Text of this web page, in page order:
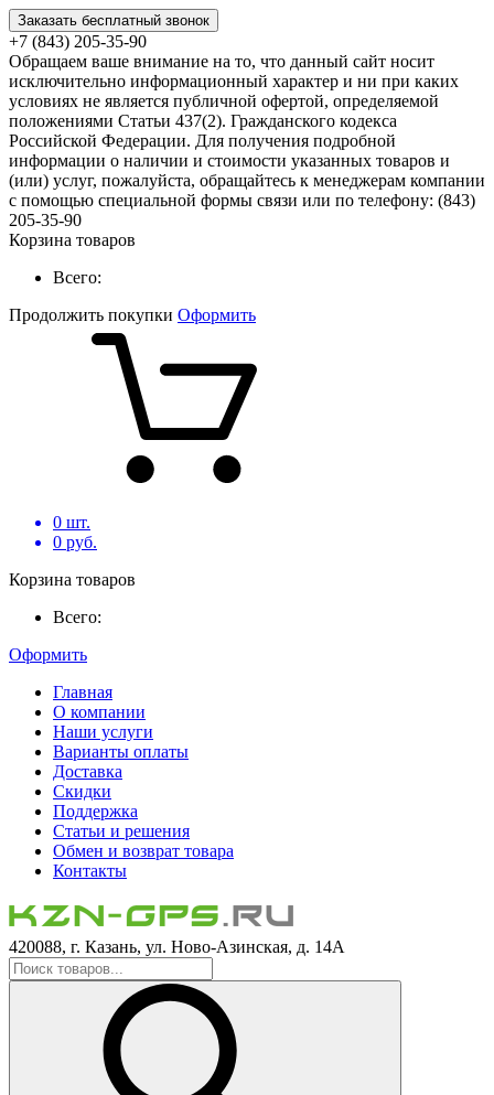
Заказать бесплатный звонок
+7 (843) 205-35-90
Обращаем ваше внимание на то, что данный сайт носит
исключительно информационный характер и ни при каких
условиях не является публичной офертой, определяемой
положениями Статьи 437(2). Гражданского кодекса
Российской Федерации. Для получения подробной
информации о наличии и стоимости указанных товаров и
(или) услуг, пожалуйста, обращайтесь к менеджерам компании
с помощью специальной формы связи или по телефону: (843)
205-35-90
Корзина товаров
Всего:
Продолжить покупки Оформить
0 шт.
0 руб.
Корзина товаров
Всего:
Оформить
Главная
О компании
Наши услуги
Варианты оплаты
Доставка
Скидки
Поддержка
Статьи и решения
Обмен и возврат товара
Контакты
420088, г. Казань, ул. Ново-Азинская, д. 14А